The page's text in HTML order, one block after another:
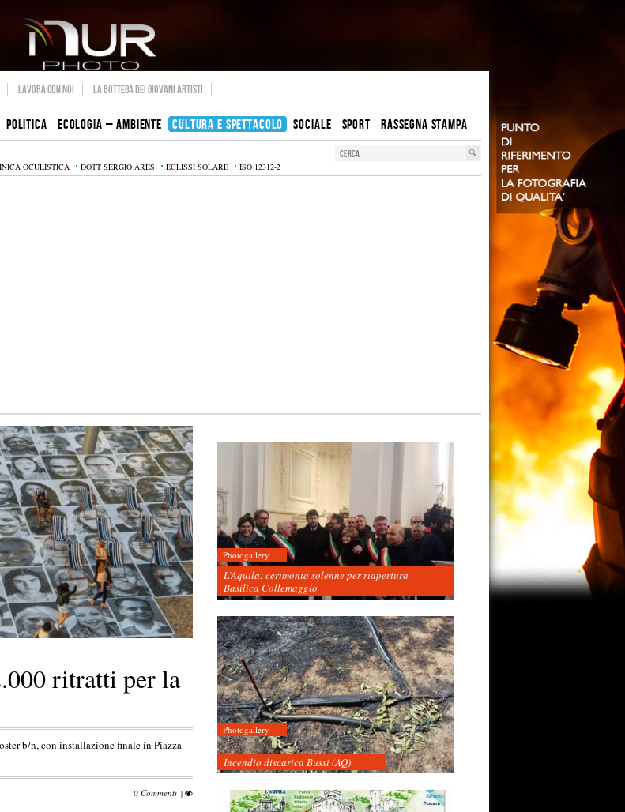
LAVORA CON NOI LA BOTTEGA DEI GIOVANI ARTISTI
POLITICA ECOLOGIA – AMBIENTE CULTURA E SPETTACOLO SOCIALE SPORT RASSEGNA STAMPA
OCULISTICA DOTT SERGIO ARES ECLISSI SOLARE ISO 12312-2
ritratti per la
b/n, con installazione finale in Piazza
0 Commenti |
Photogallery
L’Aquila: cerimonia solenne per riapertura
Basilica Collemaggio
Photogallery
Incendio discarica Bussi (AQ)